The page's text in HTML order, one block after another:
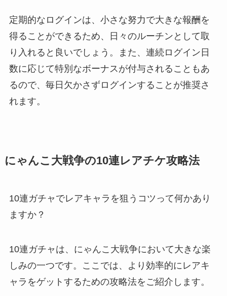
定期的なログインは、小さな努力で大きな報酬を
得ることができるため、日々のルーチンとして取
り入れると良いでしょう。また、連続ログイン日
数に応じて特別なボーナスが付与されることもあ
るので、毎日欠かさずログインすることが推奨さ
れます。
にゃんこ大戦争の10連レアチケ攻略法
10連ガチャでレアキャラを狙うコツって何かあり
ますか？
10連ガチャは、にゃんこ大戦争において大きな楽
しみの一つです。ここでは、より効率的にレアキ
ャラをゲットするための攻略法をご紹介します。